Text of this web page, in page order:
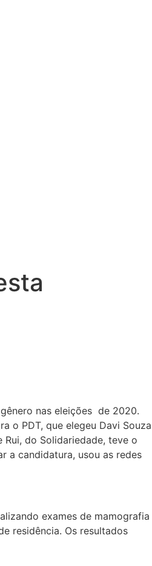
nas eleições de 2020.
o PDT, que elegeu Davi Souza
do Solidariedade, teve o
a candidatura, usou as redes
exames de mamografia
residência. Os resultados